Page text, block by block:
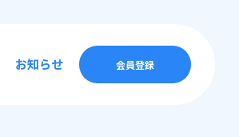
お知らせ 会員登録